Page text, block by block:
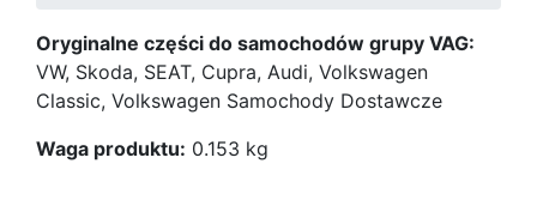
Oryginalne części do samochodów grupy VAG:
VW, Skoda, SEAT, Cupra, Audi, Volkswagen
Classic, Volkswagen Samochody Dostawcze
Waga produktu: 0.153 kg